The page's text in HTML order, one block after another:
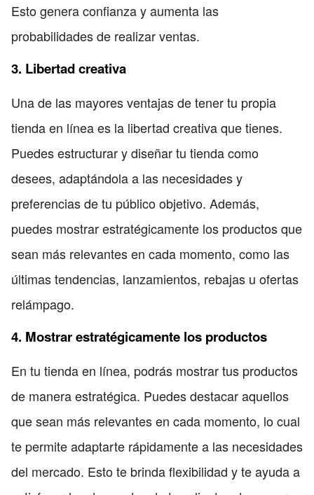
Esto genera confianza y aumenta las
probabilidades de realizar ventas.
3. Libertad creativa
Una de las mayores ventajas de tener tu propia
tienda en línea es la libertad creativa que tienes.
Puedes estructurar y diseñar tu tienda como
desees, adaptándola a las necesidades y
preferencias de tu público objetivo. Además,
puedes mostrar estratégicamente los productos que
sean más relevantes en cada momento, como las
últimas tendencias, lanzamientos, rebajas u ofertas
relámpago.
4. Mostrar estratégicamente los productos
En tu tienda en línea, podrás mostrar tus productos
de manera estratégica. Puedes destacar aquellos
que sean más relevantes en cada momento, lo cual
te permite adaptarte rápidamente a las necesidades
del mercado. Esto te brinda flexibilidad y te ayuda a